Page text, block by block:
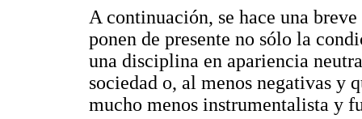
A continuación, se hace una
ponen de presente no sólo la
una disciplina en apariencia
sociedad o, al menos negativas y
mucho menos instrumentalista y